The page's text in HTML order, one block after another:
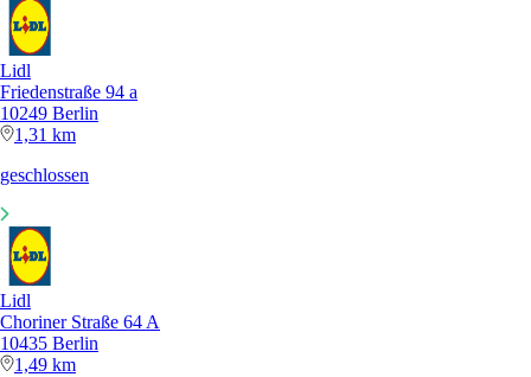
Lidl
Friedenstraße 94 a
10249 Berlin
1,31 km
geschlossen
Lidl
Choriner Straße 64 A
10435 Berlin
1,49 km